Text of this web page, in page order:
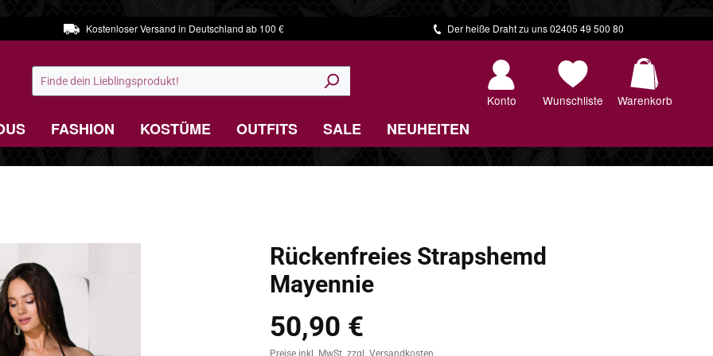
Kostenloser Versand in Deutschland ab 100 € Der heiße Draht zu uns 02405 49 500 80
FASHION KOSTÜME OUTFITS SALE NEUHEITEN
Wunschliste
Konto Warenkorb
Rückenfreies Strapshemd
Mayennie
Regulärer Preis:
50,90 €
Preise inkl. MwSt. zzgl. Versandkosten